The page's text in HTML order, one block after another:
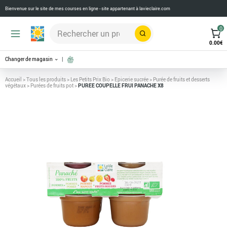
Bienvenue sur le site de mes courses en ligne - site appartenant àlavieclaire.com
Rechercher
0
0.00€
Changer de magasin
Accueil >Tous les produits> Les Petits Prix Bio > Epicerie sucrée> Purée de fruits et desserts
végétaux> Purées de fruits pot>PUREE COUPELLE FRUI PANACHE X8